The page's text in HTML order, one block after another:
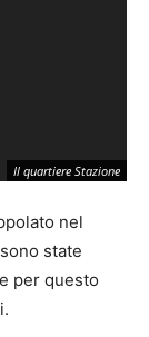
Il quartiere Stazione
nel
state
per questo